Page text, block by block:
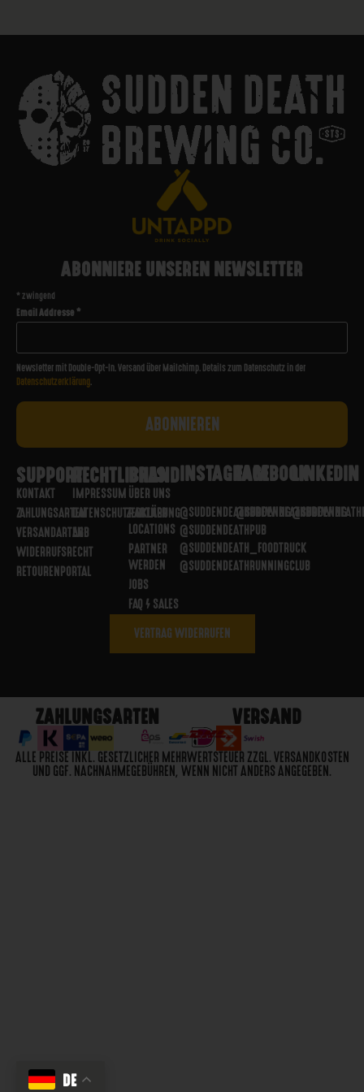
ABONNIERE UNSEREN NEWSLETTER
* zwingend
Email Addresse*
Newsletter mit Double-Opt-In. Versand über Mailchimp. Details zum Datenschutz in der
Datenschutzerklärung.
SUPPORT
KONTAKT
ZAHLUNGSARTEN
VERSANDARTEN
WIDERRUFSRECHT
RETOURENPORTAL
RECHTLICHES
IMPRESSUM
DATENSCHUTZERKLÄRUNG
AGB
BRAND
ÜBER UNS
PARTNER
LOCATIONS
PARTNER
WERDEN
JOBS
FAQ / SALES
INSTAGRAM
@SUDDENDEATHBREWING
@SUDDENDEATHPUB
@SUDDENDEATH_FOODTRUCK
@SUDDENDEATHRUNNINGCLUB
FACEBOOK
@SUDDENDEATHBREWING
LINKEDIN
VERTRAG WIDERRUFEN
ZAHLUNGSARTEN VERSAND
ALLE PREISE INKL. GESETZLICHER MEHRWERTSTEUER ZZGL. VERSANDKOSTEN
UND GGF. NACHNAHMEGEBÜHREN, WENN NICHT ANDERS ANGEGEBEN.
DE